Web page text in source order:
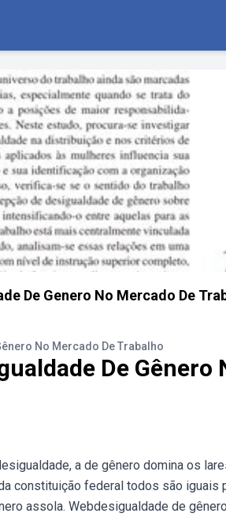
De Genero No Mercado De
No Mercado De Trabalho
De Gênero
a de gênero domina os
constituição federal todos são iguais
assola. Webdesigualdade de